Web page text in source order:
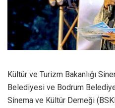
Kültür ve Turizm Bakanlığı
Belediyesi ve Bodrum
Sinema ve Kültür Derneği